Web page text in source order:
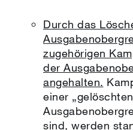
Durch das
zugehörigen
der
angehalten.
einer
sind, werden